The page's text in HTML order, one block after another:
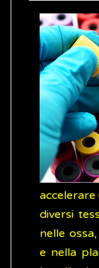
accelerare
diversi
nelle
e nella